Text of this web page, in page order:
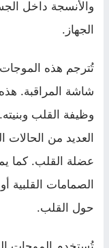
والأنسجة داخل
الجهاز.
تُترجم هذه
شاشة المراقبة.
وظيفة القلب
العديد من
عضلة القلب. كما
الصمامات القلبية
حول القلب.